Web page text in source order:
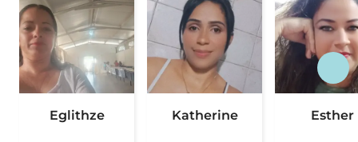
Eglithze Katherine Esther